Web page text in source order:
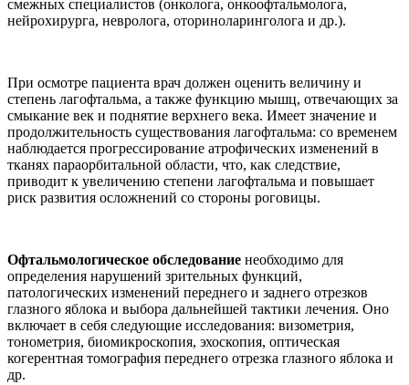
смежных специалистов (онколога, онкоофтальмолога,
нейрохирурга, невролога, оториноларинголога и др.).
При осмотре пациента врач должен оценить величину и
степень лагофтальма, а также функцию мышц, отвечающих за
смыкание век и поднятие верхнего века. Имеет значение и
продолжительность существования лагофтальма: со временем
наблюдается прогрессирование атрофических изменений в
тканях параорбитальной области, что, как следствие,
приводит к увеличению степени лагофтальма и повышает
риск развития осложнений со стороны роговицы.
Офтальмологическое обследование необходимо для
определения нарушений зрительных функций,
патологических изменений переднего и заднего отрезков
глазного яблока и выбора дальнейшей тактики лечения. Оно
включает в себя следующие исследования: визометрия,
тонометрия, биомикроскопия, эхоскопия, оптическая
когерентная томография переднего отрезка глазного яблока и
др.